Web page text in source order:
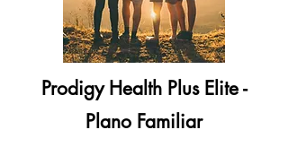
Prodigy Health Plus Elite -
Plano Familiar